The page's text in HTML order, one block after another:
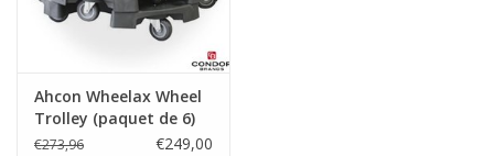
Ahcon Wheelax Wheel
Trolley (paquet de 6)
€273,96 €249,00